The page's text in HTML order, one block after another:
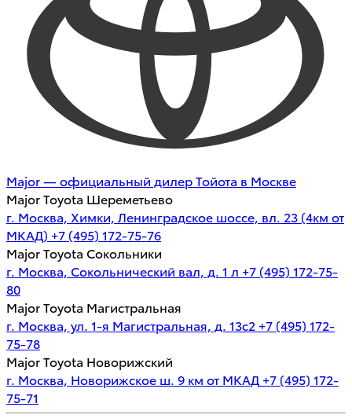
Major — официальный дилер Тойота в Москве
Major Toyota Шереметьево
г. Москва, Химки, Ленинградское шоссе, вл. 23 (4км от
МКАД) +7 (495) 172-75-76
Major Toyota Сокольники
г. Москва, Сокольнический вал, д. 1 л +7 (495) 172-75-
80
Major Toyota Магистральная
г. Москва, ул. 1-я Магистральная, д. 13с2 +7 (495) 172-
75-78
Major Toyota Новорижский
г. Москва, Новорижское ш. 9 км от МКАД +7 (495) 172-
75-71